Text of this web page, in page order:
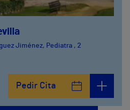
Jiménez, Pediatra , 2
Pedir Cita